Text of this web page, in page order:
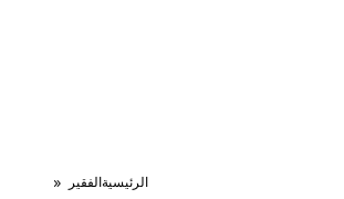
الرئيسيةالفقير